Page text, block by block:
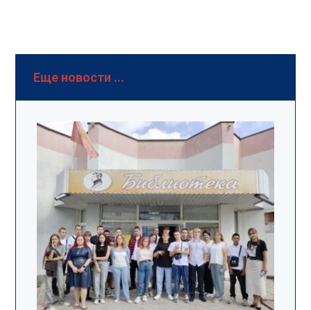
Еще новости ...